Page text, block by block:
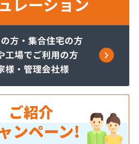
株式会社
社